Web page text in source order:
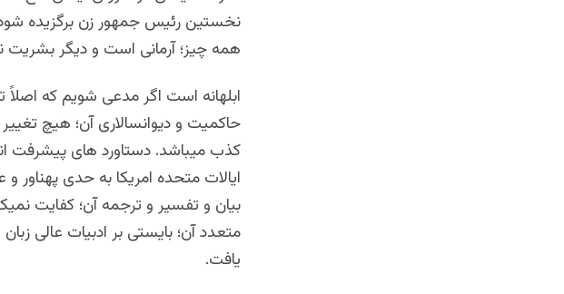
نخستین رئیس جمهور زن برگزیده شود
همه چیز؛ آرمانی است و دیگر بشریت
ابلهانه است اگر مدعی شویم که
حاکمیت و دیوانسالاری آن؛ هیچ
کذب میباشد. دستاورد های پیشرفت
ایالات متحده امریکا به حدی
بیان و تفسیر و ترجمه آن؛ کفایت
متعدد آن؛ بایستی بر ادبیات عالی
یافت.